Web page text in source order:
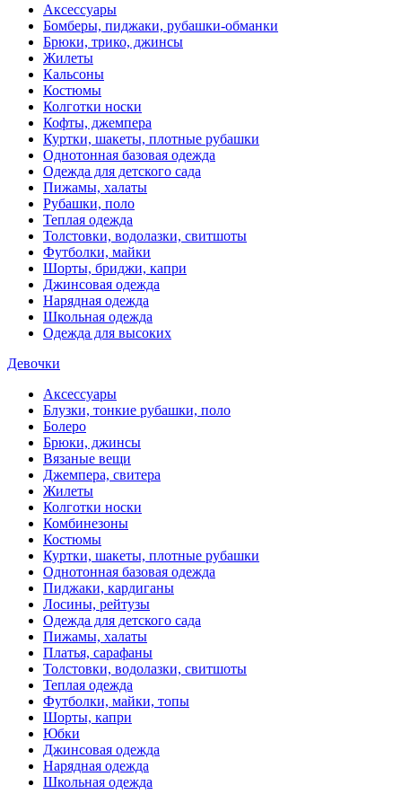
Аксессуары
Бомберы, пиджаки, рубашки-обманки
Брюки, трико, джинсы
Жилеты
Кальсоны
Костюмы
Колготки носки
Кофты, джемпера
Куртки, шакеты, плотные рубашки
Однотонная базовая одежда
Одежда для детского сада
Пижамы, халаты
Рубашки, поло
Теплая одежда
Толстовки, водолазки, свитшоты
Футболки, майки
Шорты, бриджи, капри
Джинсовая одежда
Нарядная одежда
Школьная одежда
Одежда для высоких
Девочки
Аксессуары
Блузки, тонкие рубашки, поло
Болеро
Брюки, джинсы
Вязаные вещи
Джемпера, свитера
Жилеты
Колготки носки
Комбинезоны
Костюмы
Куртки, шакеты, плотные рубашки
Однотонная базовая одежда
Пиджаки, кардиганы
Лосины, рейтузы
Одежда для детского сада
Пижамы, халаты
Платья, сарафаны
Толстовки, водолазки, свитшоты
Теплая одежда
Футболки, майки, топы
Шорты, капри
Юбки
Джинсовая одежда
Нарядная одежда
Школьная одежда